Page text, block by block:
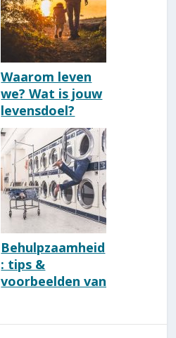
Waarom leven
we? Wat is jouw
levensdoel?
[Zingeving]
Behulpzaamheid
: tips &
voorbeelden van